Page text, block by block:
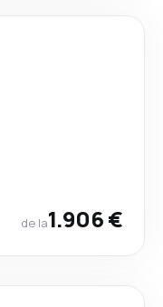
de la1.906 €